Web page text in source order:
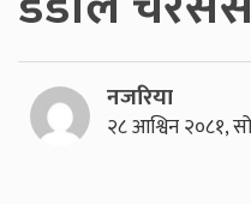
नजरिया
२८ आश्विन २०८१,